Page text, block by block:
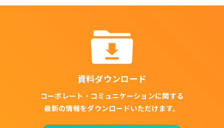
資料ダウンロード
コーポレート・コミュニケーションに関する
最新の情報をダウンロードいただけます。